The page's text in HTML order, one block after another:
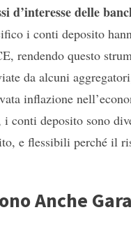
d’interesse delle
i conti deposito
rendendo questo
da alcuni
inflazione
conti deposito sono
e flessibili perché il
Anche